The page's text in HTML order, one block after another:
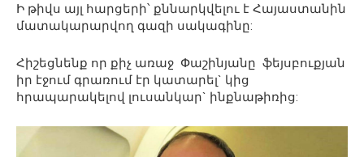
Ի թիվս այլ հարցերի՝ քննարկվելու է Հայաստանին
մատակարարվող գազի սակագինը:
Հիշեցնենք որ քիչ առաջ Փաշինյանը ֆեյսբուքյան
իր էջում գրառում էր կատարել` կից
հրապարակելով լուսանկար` ինքնաթիռից: